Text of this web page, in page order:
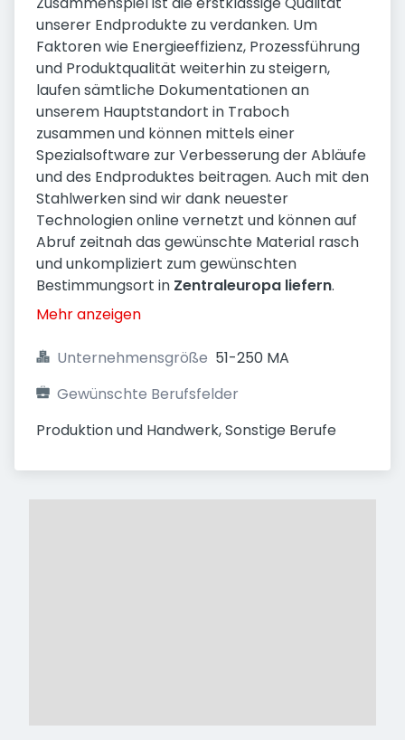
unserer Endprodukte zu verdanken. Um
Faktoren wie Energieeffizienz, Prozessführung
und Produktqualität weiterhin zu steigern,
laufen sämtliche Dokumentationen an
unserem Hauptstandort in Traboch
zusammen und können mittels einer
Spezialsoftware zur Verbesserung der Abläufe
und des Endproduktes beitragen. Auch mit den
Stahlwerken sind wir dank neuester
Technologien online vernetzt und können auf
Abruf zeitnah das gewünschte Material rasch
und unkompliziert zum gewünschten
Bestimmungsort in Zentraleuropa liefern.
Mehr anzeigen
Unternehmensgröße 51-250 MA
Gewünschte Berufsfelder
Produktion und Handwerk, Sonstige Berufe